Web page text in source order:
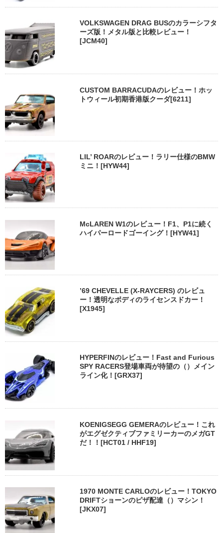
VOLKSWAGEN DRAG BUSのカラーシフタ
ーズ版！メタル版と比較レビュー！
[JCM40]
CUSTOM BARRACUDAのレビュー！ホッ
トウィール初期香港版クーダ[6211]
LIL’ ROARのレビュー！ラリー仕様のBMW
ミニ！[HYW44]
McLAREN W1のレビュー！F1、P1に続く
ハイパーロードゴーイング！[HYW41]
’69 CHEVELLE (X-RAYCERS) のレビュ
ー！透明なボディのライセンスドカー！
[X1945]
HYPERFINのレビュー！Fast and Furious
SPY RACERS登場車両が待望の（）メイン
ライン化！[GRX37]
KOENIGSEGG GEMERAのレビュー！これ
がエグゼクティブファミリーカーのメガGT
だ！！[HCT01 / HHF19]
1970 MONTE CARLOのレビュー！TOKYO
DRIFTショーンのピザ配達（）マシン！
[JKX07]